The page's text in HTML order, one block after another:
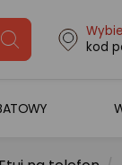
kod